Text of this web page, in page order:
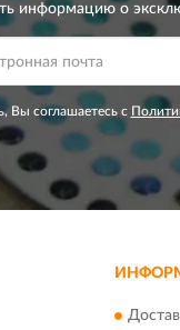
информацию о
Вы соглашаетесь с